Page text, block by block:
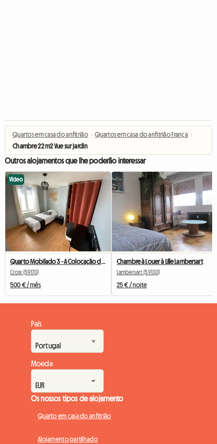
Quartos em casa do anfitrião › Quartos em casa do anfitrião França ›
Chambre 22 m2 Vue sur jardin
Outros alojamentos que lhe poderão interessar
Vídeo
Croix (59170)
500 € / mês
Chambre à Louer à Lille Lambersart
Lambersart (59130)
25 € / noite
País
Moeda
Os nossos tipos de alojamento
Quarto em casa do anfitrião
Alojamento partilhado